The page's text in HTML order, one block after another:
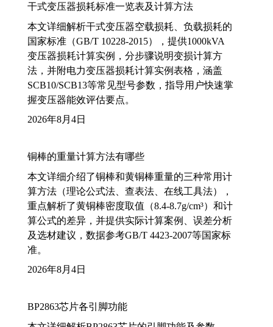
干式变压器损耗标准一览表及计算方法
本文详细解析干式变压器空载损耗、负载损耗的
国家标准（GB/T 10228-2015），提供1000kVA
变压器损耗计算实例，分步骤说明变损计算方
法，并附电力变压器损耗计算实例表格，涵盖
SCB10/SCB13等常见型号参数，指导用户快速掌
握变压器能效评估要点。
2026年8月4日
铜棒的重量计算方法有哪些
本文详细介绍了铜棒和黄铜棒重量的三种常用计
算方法（理论公式法、查表法、在线工具法），
重点解析了黄铜棒密度取值（8.4-8.7g/cm³）和计
算公式的差异，并提供实际计算案例、误差分析
及选材建议，数据参考GB/T 4423-2007等国家标
准。
2026年8月4日
BP2863芯片各引脚功能